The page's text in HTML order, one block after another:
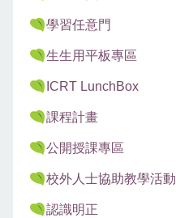
學習任意門
生生用平板專區
ICRT LunchBox
課程計畫
公開授課專區
校外人士協助教學活動
認識明正